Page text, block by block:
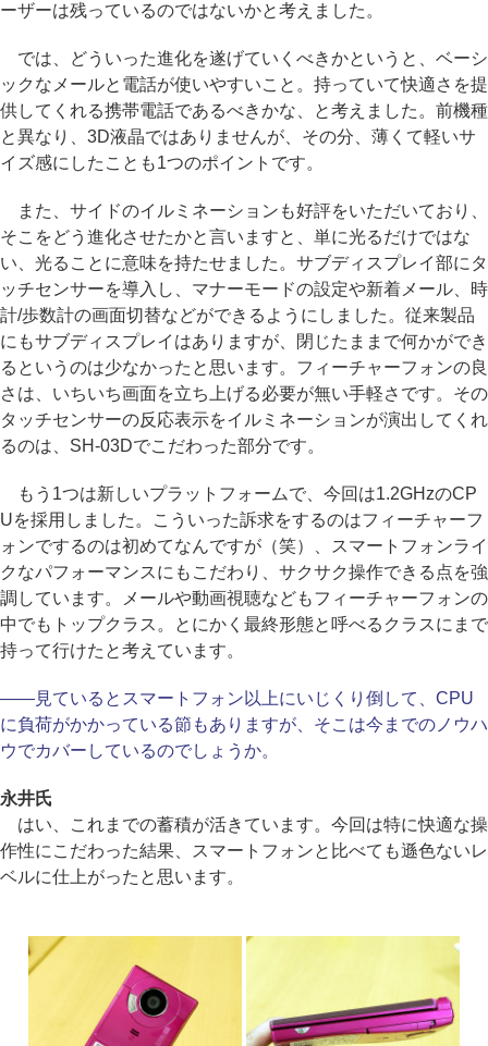
ーザーは残っているのではないかと考えました。
では、どういった進化を遂げていくべきかというと、ベーシ
ックなメールと電話が使いやすいこと。持っていて快適さを提
供してくれる携帯電話であるべきかな、と考えました。前機種
と異なり、3D液晶ではありませんが、その分、薄くて軽いサ
イズ感にしたことも1つのポイントです。
また、サイドのイルミネーションも好評をいただいており、
そこをどう進化させたかと言いますと、単に光るだけではな
い、光ることに意味を持たせました。サブディスプレイ部にタ
ッチセンサーを導入し、マナーモードの設定や新着メール、時
計/歩数計の画面切替などができるようにしました。従来製品
にもサブディスプレイはありますが、閉じたままで何かができ
るというのは少なかったと思います。フィーチャーフォンの良
さは、いちいち画面を立ち上げる必要が無い手軽さです。その
タッチセンサーの反応表示をイルミネーションが演出してくれ
るのは、SH-03Dでこだわった部分です。
もう1つは新しいプラットフォームで、今回は1.2GHzのCP
Uを採用しました。こういった訴求をするのはフィーチャーフ
ォンでするのは初めてなんですが（笑）、スマートフォンライ
クなパフォーマンスにもこだわり、サクサク操作できる点を強
調しています。メールや動画視聴などもフィーチャーフォンの
中でもトップクラス。とにかく最終形態と呼べるクラスにまで
持って行けたと考えています。
――見ているとスマートフォン以上にいじくり倒して、CPU
に負荷がかかっている節もありますが、そこは今までのノウハ
ウでカバーしているのでしょうか。
永井氏
はい、これまでの蓄積が活きています。今回は特に快適な操
作性にこだわった結果、スマートフォンと比べても遜色ないレ
ベルに仕上がったと思います。